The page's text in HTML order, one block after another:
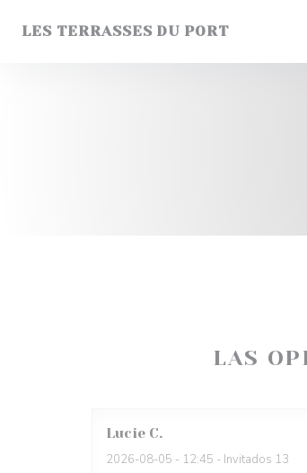
LES TERRASSES DU PORT
LAS
Lucie C
2026-08-05 - 12:45 - Invitados 13